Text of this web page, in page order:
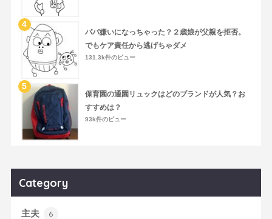
パパ嫌いになっちゃった？２歳娘が父親を拒否。
でもケア責任から逃げちゃダメ
131.3k件のビュー
保育園の通園リュックはどのブランドが人気？お
すすめは？
93k件のビュー
Category
主夫 6